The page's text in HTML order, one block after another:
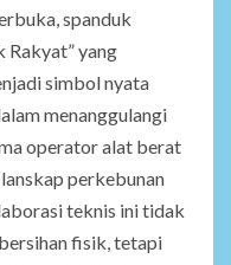
spanduk
yang
simbol nyata
menanggulangi
operator alat berat
perkebunan
teknis ini tidak
fisik, tetapi